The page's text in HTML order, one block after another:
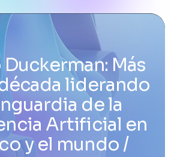
Más
liderando
de la
Artificial en
y el mundo